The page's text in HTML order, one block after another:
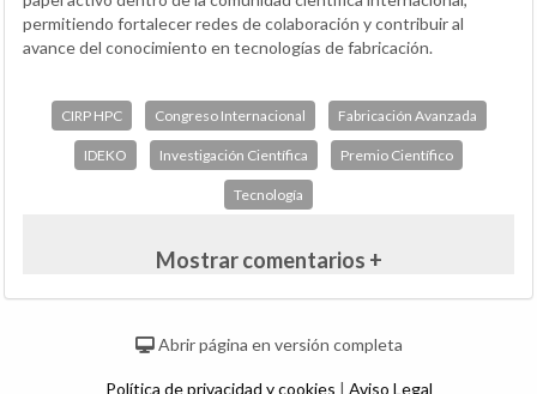
permitiendo fortalecer redes de colaboración y contribuir al
avance del conocimiento en tecnologías de fabricación.
CIRP HPC Congreso Internacional Fabricación Avanzada
IDEKO Investigación Científica Premio Científico
Tecnología
Mostrar comentarios +
Abrir página en versión completa
Política de privacidad y cookies | Aviso Legal